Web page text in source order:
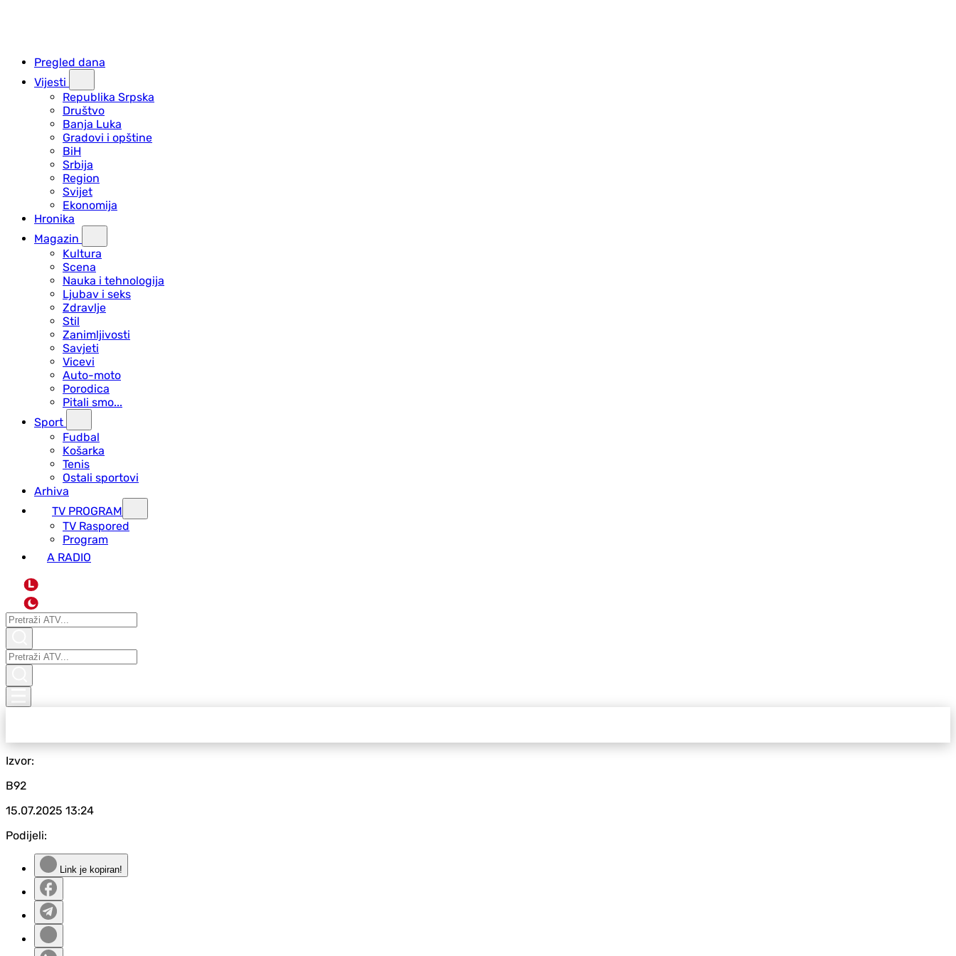
Pregled dana
Vijesti
Republika Srpska
Društvo
Banja Luka
Gradovi i opštine
BiH
Srbija
Region
Svijet
Ekonomija
Hronika
Magazin
Kultura
Scena
Nauka i tehnologija
Ljubav i seks
Zdravlje
Stil
Zanimljivosti
Savjeti
Vicevi
Auto-moto
Porodica
Pitali smo...
Sport
Fudbal
Košarka
Tenis
Ostali sportovi
Arhiva
TV PROGRAM
ТV Raspored
Program
A RADIO
L
Izvor:
B92
15.07.2025 13:24
Podijeli:
Link je kopiran!